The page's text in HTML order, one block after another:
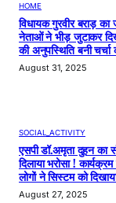
HOME
विधायक गुरवीर बराड़
नेताओं ने भीड़ जुटाकर
की अनुपस्थिति बनी चर्चा
August 31, 2025
SOCIAL_ACTIVITY
एसपी डॉ.अमृता दुहन का
दिलाया भरोसा !
लोगों ने सिस्टम को
August 27, 2025